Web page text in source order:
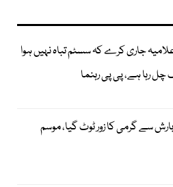
جاری کرے کہ سسٹم تباہ نہیں ہوا
رہا ہے، پی پی رہنما
سے گرمی کا زور ٹوٹ گیا، موسم